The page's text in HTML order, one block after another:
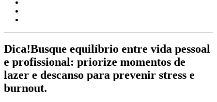
Dica!Busque equilíbrio entre vida pessoal
e profissional: priorize momentos de
lazer e descanso para prevenir stress e
burnout.